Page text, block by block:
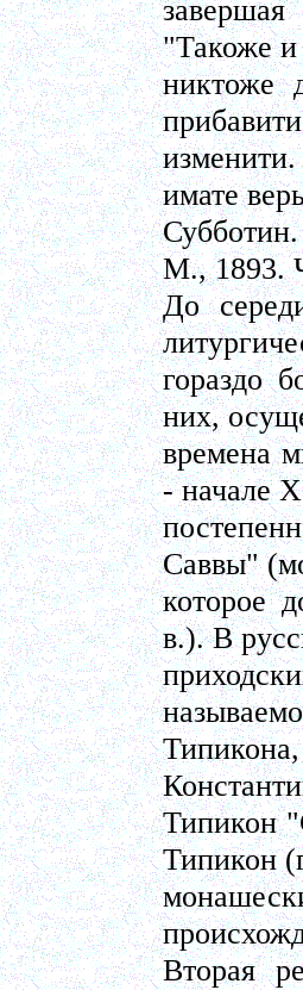
"Такоже и
никтоже
имате
М., 1893.
До
гораздо
них,
времена
- начале
Саввы"
которое
в.). В
Типикон
Типикон
Вторая